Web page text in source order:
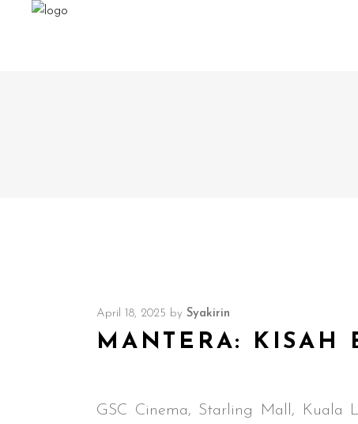
April 18, 2025 by Syakirin
MANTERA: KISAH
GSC Cinema, Starling Mall, Kuala